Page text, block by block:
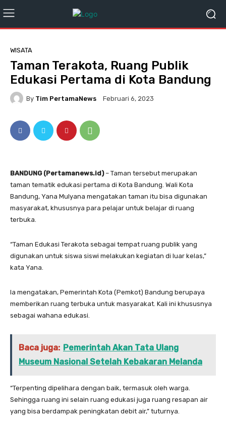
WISATA
Taman Terakota, Ruang Publik
Edukasi Pertama di Kota Bandung
By Tim PertamaNews Februari 6, 2023
BANDUNG (Pertamanews.id)– Taman tersebut merupakan
taman tematik edukasi pertama di Kota Bandung. Wali Kota
Bandung, Yana Mulyana mengatakan taman itu bisa digunakan
masyarakat, khususnya para pelajar untuk belajar di ruang
terbuka.
“Taman Edukasi Terakota sebagai tempat ruang publik yang
digunakan untuk siswa siswi melakukan kegiatan di luar kelas,”
kata Yana.
Ia mengatakan, Pemerintah Kota (Pemkot) Bandung berupaya
memberikan ruang terbuka untuk masyarakat. Kali ini khususnya
sebagai wahana edukasi.
Baca juga: Pemerintah Akan Tata Ulang
Museum Nasional Setelah Kebakaran Melanda
“Terpenting dipelihara dengan baik, termasuk oleh warga.
Sehingga ruang ini selain ruang edukasi juga ruang resapan air
yang bisa berdampak peningkatan debit air,” tuturnya.